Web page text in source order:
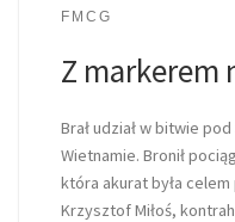
FMCG
Z markerem
Brał udział w bitwie
Wietnamie. Bronił
która akurat była
Krzysztof Miłoś,